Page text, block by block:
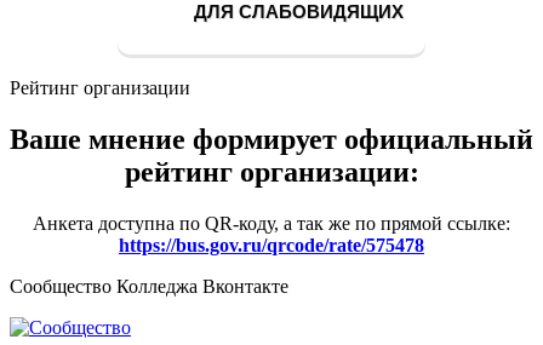
ДЛЯ СЛАБОВИДЯЩИХ
Рейтинг организации
Ваше мнение формирует официальный
рейтинг организации:
Анкета доступна по QR-коду, а так же по прямой ссылке:
https://bus.gov.ru/qrcode/rate/575478
Сообщество Колледжа Вконтакте